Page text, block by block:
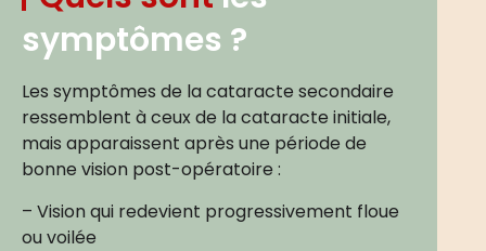
symptômes ?
Les symptômes de la cataracte secondaire
ressemblent à ceux de la cataracte initiale,
mais apparaissent après une période de
bonne vision post-opératoire :
– Vision qui redevient progressivement floue
ou voilée